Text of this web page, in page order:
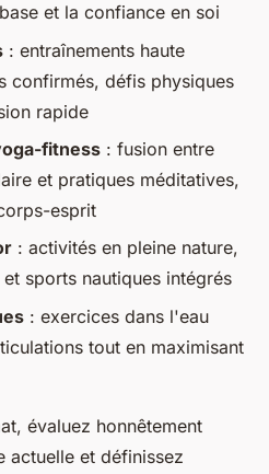
et la confiance en soi
: entraînements haute
confirmés, défis physiques
rapide
fitness : fusion entre
et pratiques méditatives,
esprit
: activités en pleine nature,
sports nautiques intégrés
: exercices dans l'eau
tout en maximisant
évaluez honnêtement
actuelle et définissez